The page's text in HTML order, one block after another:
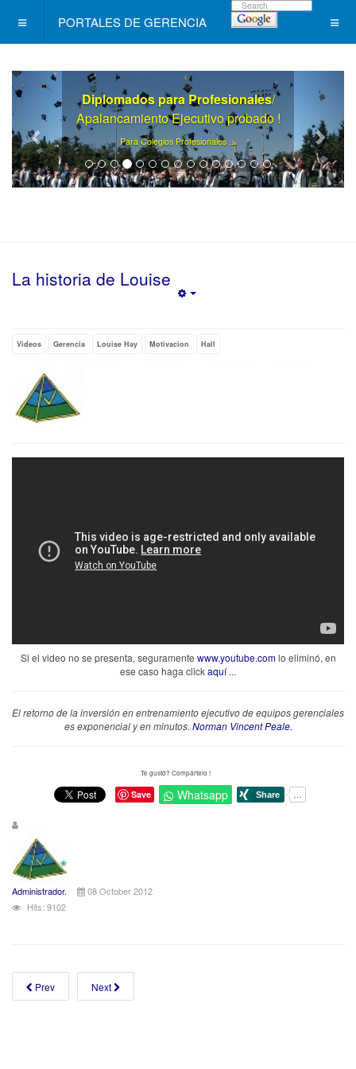
PORTALES DE GERENCIA
Diplomados para Profesionales/
Apalancamiento Ejecutivo probado !
Para Colegios Profesionales ...
La historia de Louise
Videos Gerencia Louise Hay Motivacion Hall
Si el video no se presenta, seguramente www.youtube.comlo eliminó, en
ese caso haga clickaquí...
El retorno de la inversión en entrenamiento ejecutivo de equipos gerenciales
es exponencial y en minutos. Norman Vincent Peale.
Te gustó? Compártelo !
Save Whatsapp
Administrador.
08 October 2012
Hits: 9102
Prev Next